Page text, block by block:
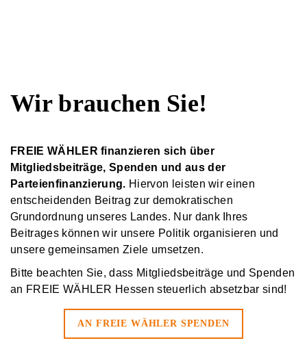
Wir brauchen Sie!
FREIE WÄHLER finanzieren sich über
Mitgliedsbeiträge, Spenden und aus der
Parteienfinanzierung. Hiervon leisten wir einen
entscheidenden Beitrag zur demokratischen
Grundordnung unseres Landes. Nur dank Ihres
Beitrages können wir unsere Politik organisieren und
unsere gemeinsamen Ziele umsetzen.
Bitte beachten Sie, dass Mitgliedsbeiträge und Spenden
an FREIE WÄHLER Hessen steuerlich absetzbar sind!
AN FREIE WÄHLER SPENDEN